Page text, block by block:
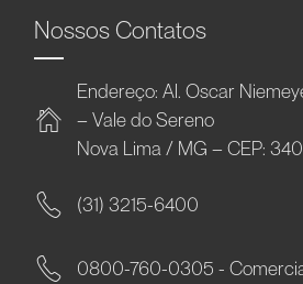
Nossos Contatos
Endereço: Al. Oscar
– Vale do Sereno
Nova Lima / MG – CEP:
(31) 3215-6400
0800-760-0305 -